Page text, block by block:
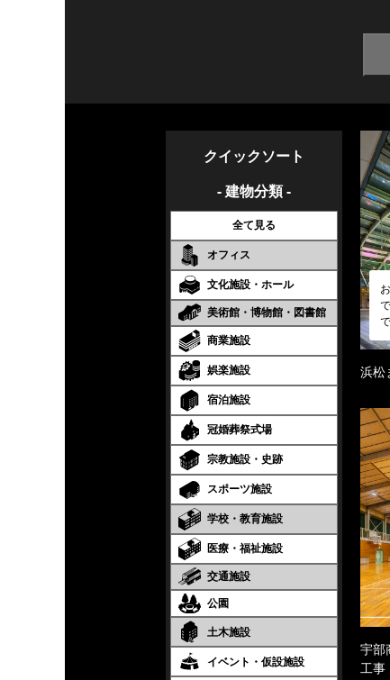
クイックソート
- 建物分類 -
全て見る
オフィス
文化施設・ホール
美術館・博物館・図書館
商業施設
娯楽施設
宿泊施設
冠婚葬祭式場
宗教施設・史跡
スポーツ施設
学校・教育施設
医療・福祉施設
交通施設
公園
土木施設
イベント・仮設施設
浜松
宇部
工事